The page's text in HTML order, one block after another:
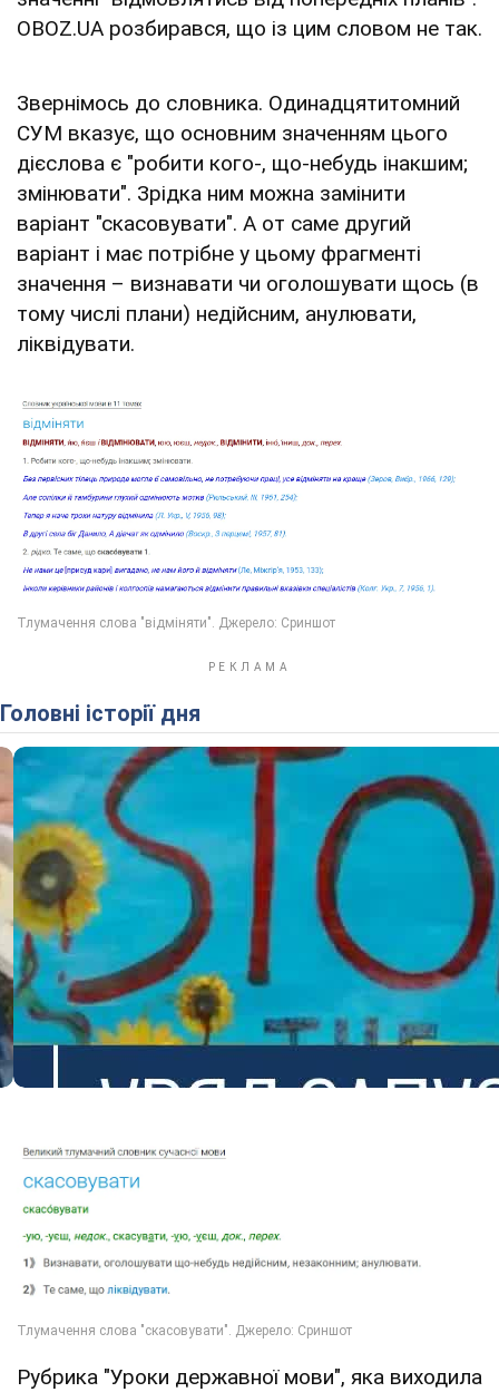
OBOZ.UA розбирався, що із цим словом не так.
Звернімось до словника. Одинадцятитомний
СУМ вказує, що основним значенням цього
дієслова є "робити кого-, що-небудь інакшим;
змінювати". Зрідка ним можна замінити
варіант "скасовувати". А от саме другий
варіант і має потрібне у цьому фрагменті
значення – визнавати чи оголошувати щось (в
тому числі плани) недійсним, анулювати,
ліквідувати.
Головні історії дня
Рубрика "Уроки державної мови", яка виходила